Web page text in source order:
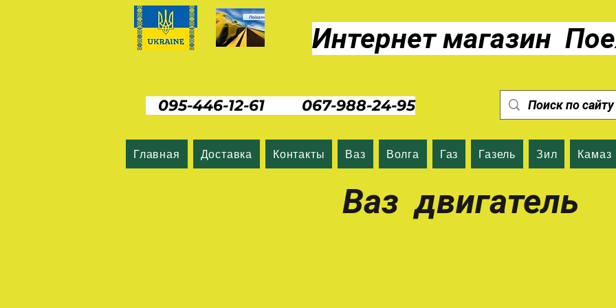
Интернет магазин
095-446-12-61 067-988-24-95
Ваз двигатель
Главная Доставка Контакты Ваз Волга Газ Газель Зил Камаз